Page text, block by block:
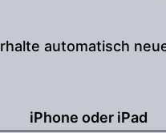
automatisch
iPhone oder iPad